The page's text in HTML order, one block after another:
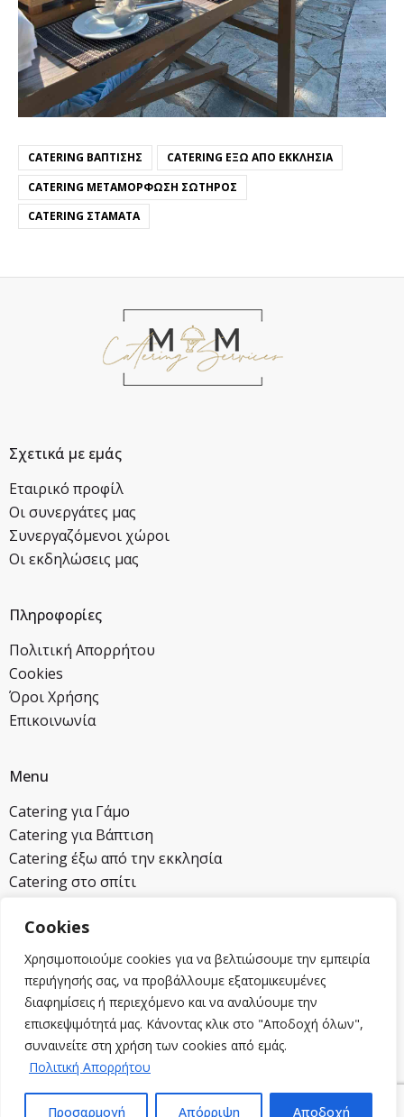
Cookies
Χρησιμοποιούμε cookies για να βελτιώσουμε την εμπειρία
περιήγησής σας, να προβάλλουμε εξατομικευμένες
διαφημίσεις ή περιεχόμενο και να αναλύουμε την
επισκεψιμότητά μας. Κάνοντας κλικ στο "Αποδοχή όλων",
συναινείτε στη χρήση των cookies από εμάς.
Πολιτική Απορρήτου
Προσαρμογή Απόρριψη Αποδοχή
CATERING ΒΆΠΤΙΣΗΣ
CATERING ΈΞΩ ΑΠΌ ΕΚΚΛΗΣΊΑ
CATERING ΜΕΤΑΜΌΡΦΩΣΗ ΣΩΤΉΡΟΣ
CATERING ΣΤΑΜΆΤΑ
Σχετικά με εμάς
Εταιρικό προφίλ
Οι συνεργάτες μας
Συνεργαζόμενοι χώροι
Οι εκδηλώσεις μας
Πληροφορίες
Πολιτική Απορρήτου
Cookies
Όροι Χρήσης
Επικοινωνία
Menu
Catering για Γάμο
Catering για Βάπτιση
Catering έξω από την εκκλησία
Catering στο σπίτι
Επικοινωνία
2104620821
6932258454
info@mmcatering.gr
Λεωφ. Τραπεζούντος 18 Αγ. Στέφανος, Αττική
Copyright 2024 m+m catering services Powered byweb-
Ζητήστε προσφορά